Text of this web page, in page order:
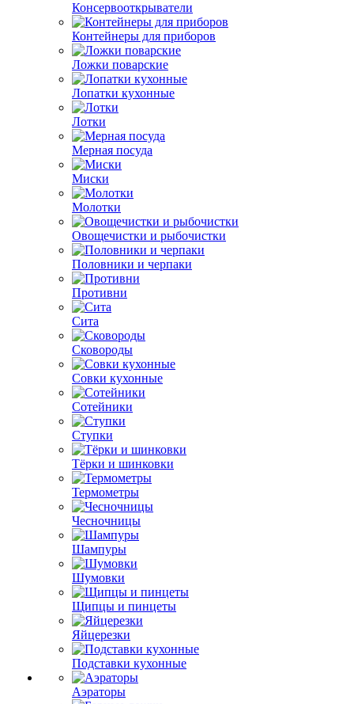
Консервооткрыватели
Контейнеры для приборов
Ложки поварские
Лопатки кухонные
Лотки
Мерная посуда
Миски
Молотки
Овощечистки и рыбочистки
Половники и черпаки
Противни
Сита
Сковороды
Совки кухонные
Сотейники
Ступки
Тёрки и шинковки
Термометры
Чесночницы
Шампуры
Шумовки
Щипцы и пинцеты
Яйцерезки
Подставки кухонные
Аэраторы